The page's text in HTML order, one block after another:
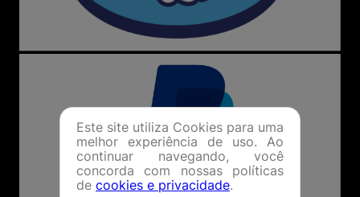
Este site utiliza Cookies para uma
melhor experiência de uso. Ao
continuar navegando, você
concorda com nossas políticas
de cookies e privacidade.